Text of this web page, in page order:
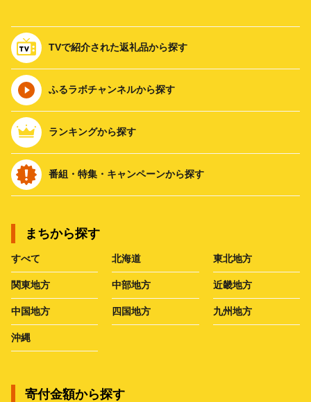
TVで紹介された返礼品から探す
ふるラボチャンネルから探す
ランキングから探す
番組・特集・キャンペーンから探す
まちから探す
すべて 北海道 東北地方
関東地方 中部地方 近畿地方
中国地方 四国地方 九州地方
沖縄
寄付金額から探す